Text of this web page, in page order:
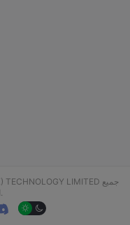
الحقوق محفوظة.